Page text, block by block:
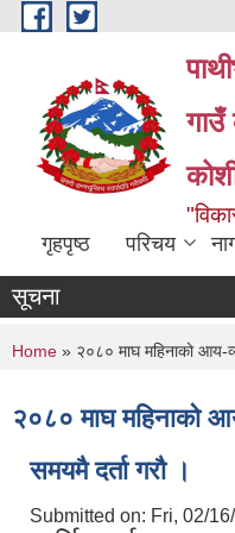
Skip to main content
गाउँ
गृहपृष्ठ परिचय
सूचना
You are here
Home » २०८० माघ महिनाको आय-
२०८० माघ महिनाको
समयमै दर्ता गरौ ।
Submitted on: Fri, 02/